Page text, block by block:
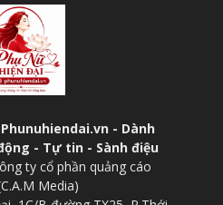
- Dành
- Tự tin - Sành điệu
ty cổ phần quảng cáo
Media)